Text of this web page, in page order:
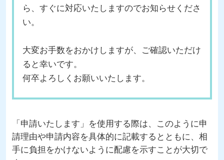
ら、すぐに対応いたしますのでお知らせくださ
い。
大変お手数をおかけしますが、ご確認いただけ
ると幸いです。
何卒よろしくお願いいたします。
「申請いたします」を使用する際は、このように申
請理由や申請内容を具体的に記載するとともに、相
手に負担をかけないように配慮を示すことが大切で